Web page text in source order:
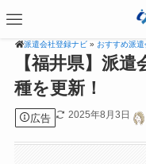
派遣会社登録ナビ » おすすめ派遣
【福井県】派
種を更新！
広告 2025年8月3日